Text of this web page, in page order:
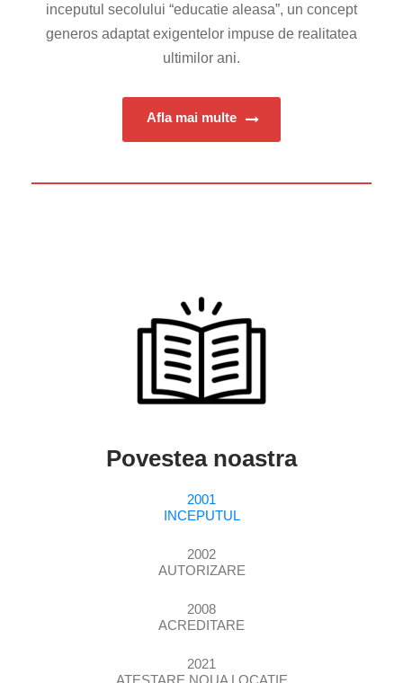
inceputul secolului “educatie aleasa”, un concept
generos adaptat exigentelor impuse de realitatea
ultimilor ani.
Afla mai multe
Povestea noastra
2001
INCEPUTUL
2002
AUTORIZARE
2008
ACREDITARE
2021